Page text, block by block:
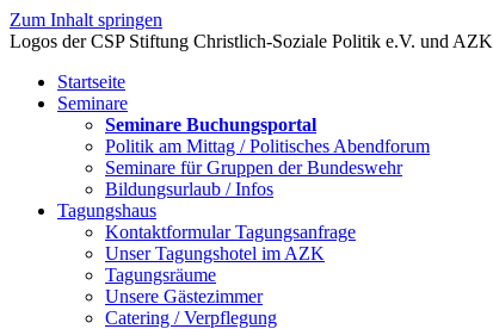
Zum Inhalt springen
Startseite
Seminare
Seminare Buchungsportal
Politik am Mittag / Politisches Abendforum
Seminare für Gruppen der Bundeswehr
Bildungsurlaub / Infos
Tagungshaus
Kontaktformular Tagungsanfrage
Unser Tagungshotel im AZK
Tagungsräume
Unsere Gästezimmer
Catering / Verpflegung